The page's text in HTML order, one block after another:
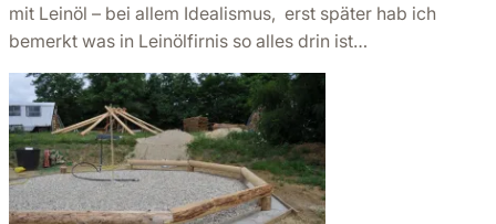
mit Leinöl – bei allem Idealismus, erst später hab ich
bemerkt was in Leinölfirnis so alles drin ist…